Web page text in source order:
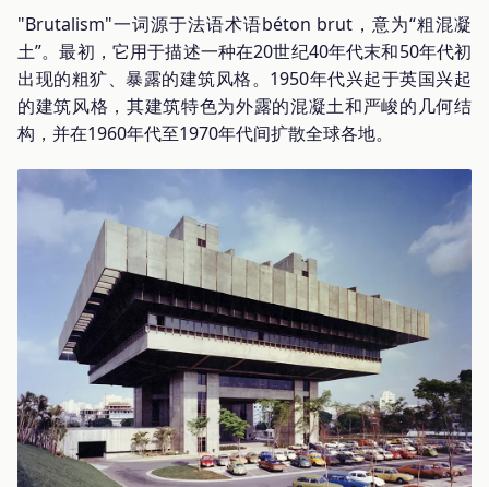
"Brutalism"一词源于法语术语béton brut，意为“粗混凝
土”。最初，它用于描述一种在20世纪40年代末和50年代初
出现的粗犷、暴露的建筑风格。1950年代兴起于英国兴起
的建筑风格，其建筑特色为外露的混凝土和严峻的几何结
构，并在1960年代至1970年代间扩散全球各地。